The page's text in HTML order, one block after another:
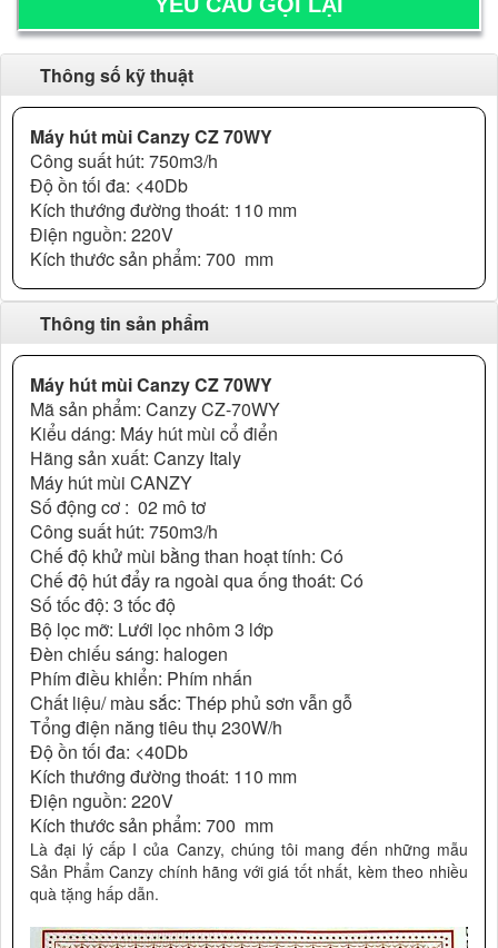
Thông số kỹ thuật
Máy hút mùi Canzy CZ 70WY
Công suất hút: 750m3/h
Độ ồn tối đa: <40Db
Kích thướng đường thoát: 110 mm
Điện nguồn: 220V
Kích thước sản phẩm: 700 mm
Thông tin sản phẩm
Máy hút mùi Canzy CZ 70WY
Mã sản phẩm: Canzy CZ-70WY
Kiểu dáng: Máy hút mùi cổ điển
Hãng sản xuất: Canzy Italy
Máy hút mùi CANZY
Số động cơ : 02 mô tơ
Công suất hút: 750m3/h
Chế độ khử mùi bằng than hoạt tính: Có
Chế độ hút đẩy ra ngoài qua ống thoát: Có
Số tốc độ: 3 tốc độ
Bộ lọc mỡ: Lưới lọc nhôm 3 lớp
Đèn chiếu sáng: halogen
Phím điều khiển: Phím nhấn
Chất liệu/ màu sắc: Thép phủ sơn vẫn gỗ
Tổng điện năng tiêu thụ 230W/h
Độ ồn tối đa: <40Db
Kích thướng đường thoát: 110 mm
Điện nguồn: 220V
Kích thước sản phẩm: 700 mm
Là đại lý cấp I của Canzy, chúng tôi mang đến những mẫu
Sản Phẩm Canzy chính hãng với giá tốt nhất, kèm theo nhiều
quà tặng hấp dẫn.